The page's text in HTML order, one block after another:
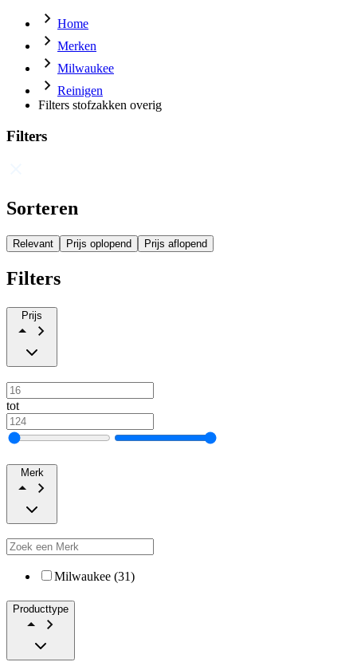
Home
Merken
Milwaukee
Reinigen
Filters stofzakken overig
Filters
Sorteren
Relevant Prijs oplopend Prijs aflopend
Filters
Prijs
tot
Merk
Milwaukee (31)
Producttype